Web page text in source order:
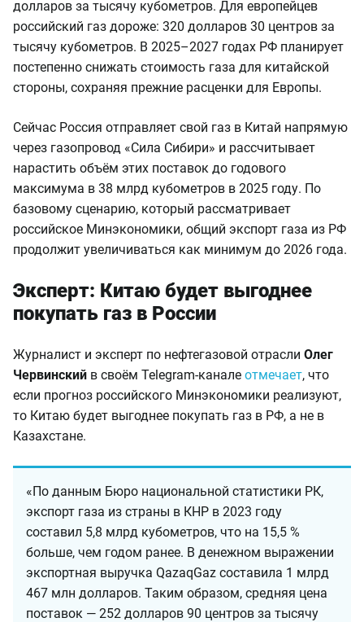
долларов за тысячу кубометров. Для европейцев
российский газ дороже: 320 долларов 30 центров за
тысячу кубометров. В 2025–2027 годах РФ планирует
постепенно снижать стоимость газа для китайской
стороны, сохраняя прежние расценки для Европы.
Сейчас Россия отправляет свой газ в Китай напрямую
через газопровод «Сила Сибири» и рассчитывает
нарастить объём этих поставок до годового
максимума в 38 млрд кубометров в 2025 году. По
базовому сценарию, который рассматривает
российское Минэкономики, общий экспорт газа из РФ
продолжит увеличиваться как минимум до 2026 года.
Эксперт: Китаю будет выгоднее
покупать газ в России
Журналист и эксперт по нефтегазовой отрасли Олег
Червинский в своём Telegram-канале отмечает, что
если прогноз российского Минэкономики реализуют,
то Китаю будет выгоднее покупать газ в РФ, а не в
Казахстане.
«По данным Бюро национальной статистики РК,
экспорт газа из страны в КНР в 2023 году
составил 5,8 млрд кубометров, что на 15,5 %
больше, чем годом ранее. В денежном выражении
экспортная выручка QazaqGaz составила 1 млрд
467 млн долларов. Таким образом, средняя цена
поставок — 252 долларов 90 центров за тысячу